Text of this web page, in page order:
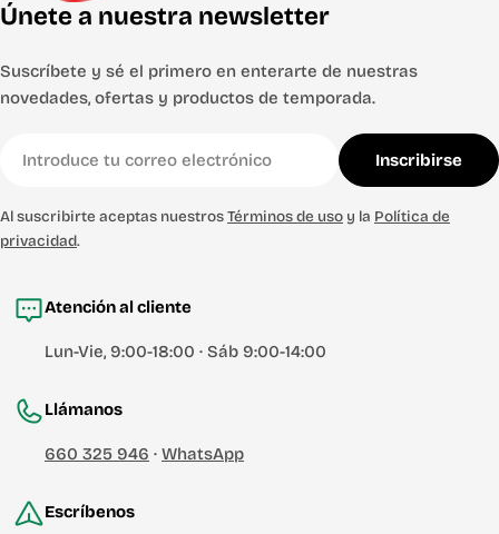
Únete a nuestra newsletter
Suscríbete y sé el primero en enterarte de nuestras
novedades, ofertas y productos de temporada.
electrónico
Inscribirse
Al suscribirte aceptas nuestrosTérminos de uso y la Política de
privacidad.
Atención al cliente
Lun-Vie, 9:00-18:00 · Sáb 9:00-14:00
Llámanos
660 325 946 · WhatsApp
Escríbenos